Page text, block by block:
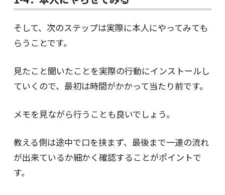
そして、次のステップは実際に本人にやってみても
らうことです。
見たこと聞いたことを実際の行動にインストールし
ていくので、最初は時間がかかって当たり前です。
メモを見ながら行うことも良いでしょう。
教える側は途中で口を挟まず、最後まで一連の流れ
が出来ているか細かく確認することがポイントで
す。